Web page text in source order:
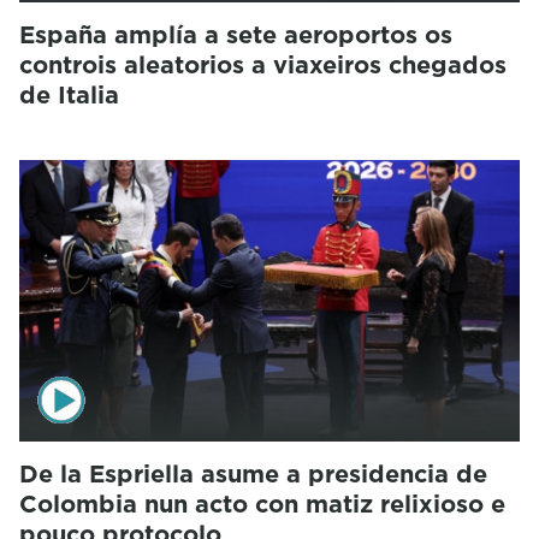
España amplía a sete aeroportos os
controis aleatorios a viaxeiros chegados
de Italia
De la Espriella asume a presidencia de
Colombia nun acto con matiz relixioso e